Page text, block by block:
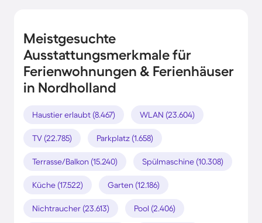
Meistgesuchte
Ausstattungsmerkmale für
Ferienwohnungen & Ferienhäuser
in Nordholland
Haustier erlaubt (8.467) WLAN (23.604)
TV (22.785) Parkplatz (1.658)
Terrasse/Balkon (15.240) Spülmaschine (10.308)
Küche (17.522) Garten (12.186)
Nichtraucher (23.613) Pool (2.406)